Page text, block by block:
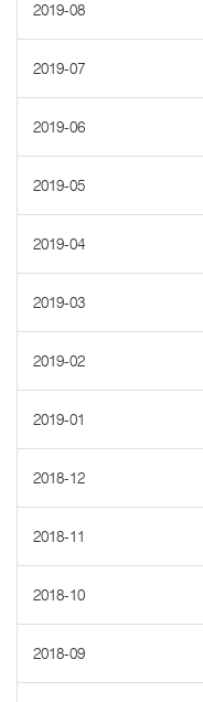
2019-08
2019-07
2019-06
2019-05
2019-04
2019-03
2019-02
2019-01
2018-12
2018-11
2018-10
2018-09